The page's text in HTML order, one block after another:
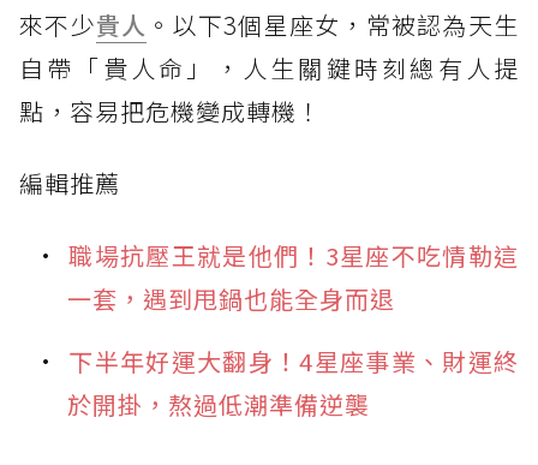
來不少貴人 。以下3個星座女，常被認為天生
自帶「貴人命」，人生關鍵時刻總有人提
點，容易把危機變成轉機！
編輯推薦
職場抗壓王就是他們！3星座不吃情勒這
一套，遇到甩鍋也能全身而退
下半年好運大翻身！4星座事業、財運終
於開掛，熬過低潮準備逆襲